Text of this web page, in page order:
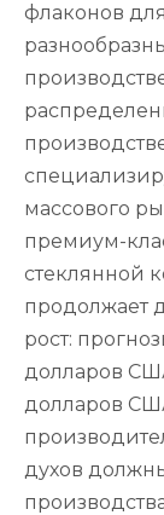
флаконов
массового
премиум-
стеклянной
продолжает
рост:
долларов
долларов
духов